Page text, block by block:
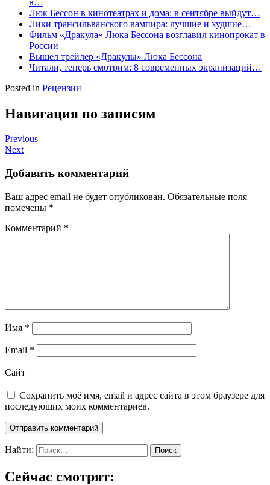
Люк Бессон в кинотеатрах и дома: в сентябре выйдут…
Лики трансильванского вампира: лучшие и худшие…
Фильм «Дракула» Люка Бессона возглавил кинопрокат в
России
Вышел трейлер «Дракулы» Люка Бессона
Читали, теперь смотрим: 8 современных экранизаций…
Posted in Рецензии
Навигация по записям
Previous
Next
Добавить комментарий
Ваш адрес email не будет опубликован. Обязательные поля
помечены *
Комментарий *
Имя *
Email *
Сайт
Сохранить моё имя, email и адрес сайта в этом браузере для
последующих моих комментариев.
Найти:
Сейчас смотрят: